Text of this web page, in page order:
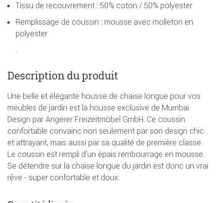
Tissu de recouvrement : 50% coton / 50% polyester
Remplissage de coussin : mousse avec molleton en
polyester
.
Description du produit
Une belle et élégante housse de chaise longue pour vos
meubles de jardin est la housse exclusive de Mumbai
Design par Angerer Freizeitmöbel GmbH. Ce coussin
confortable convainc non seulement par son design chic
et attrayant, mais aussi par sa qualité de première classe.
Le coussin est rempli d'un épais rembourrage en mousse.
Se détendre sur la chaise longue du jardin est donc un vrai
rêve - super confortable et doux.